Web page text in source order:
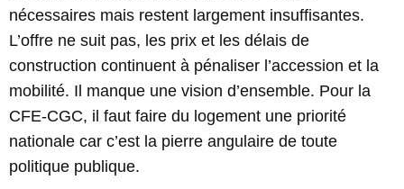
nécessaires mais restent largement insuffisantes.
L’offre ne suit pas, les prix et les délais de
construction continuent à pénaliser l’accession et la
mobilité. Il manque une vision d’ensemble. Pour la
CFE-CGC, il faut faire du logement une priorité
nationale car c’est la pierre angulaire de toute
politique publique.